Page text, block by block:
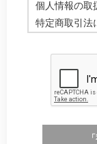
個人情報の取
特定商取引法